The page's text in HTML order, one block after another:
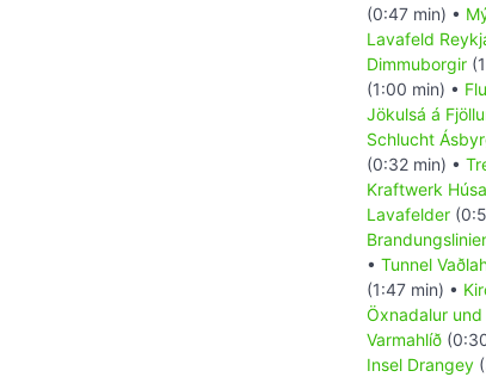
(0:47 min) •
Lavafeld
Dimmuborgir
(1:00 min) •
Jökulsá á
Schlucht
(0:32 min) •
Kraftwerk
Lavafelder
• Tunnel
(1:47 min) •
Öxnadalur
Varmahlíð
Insel Drangey